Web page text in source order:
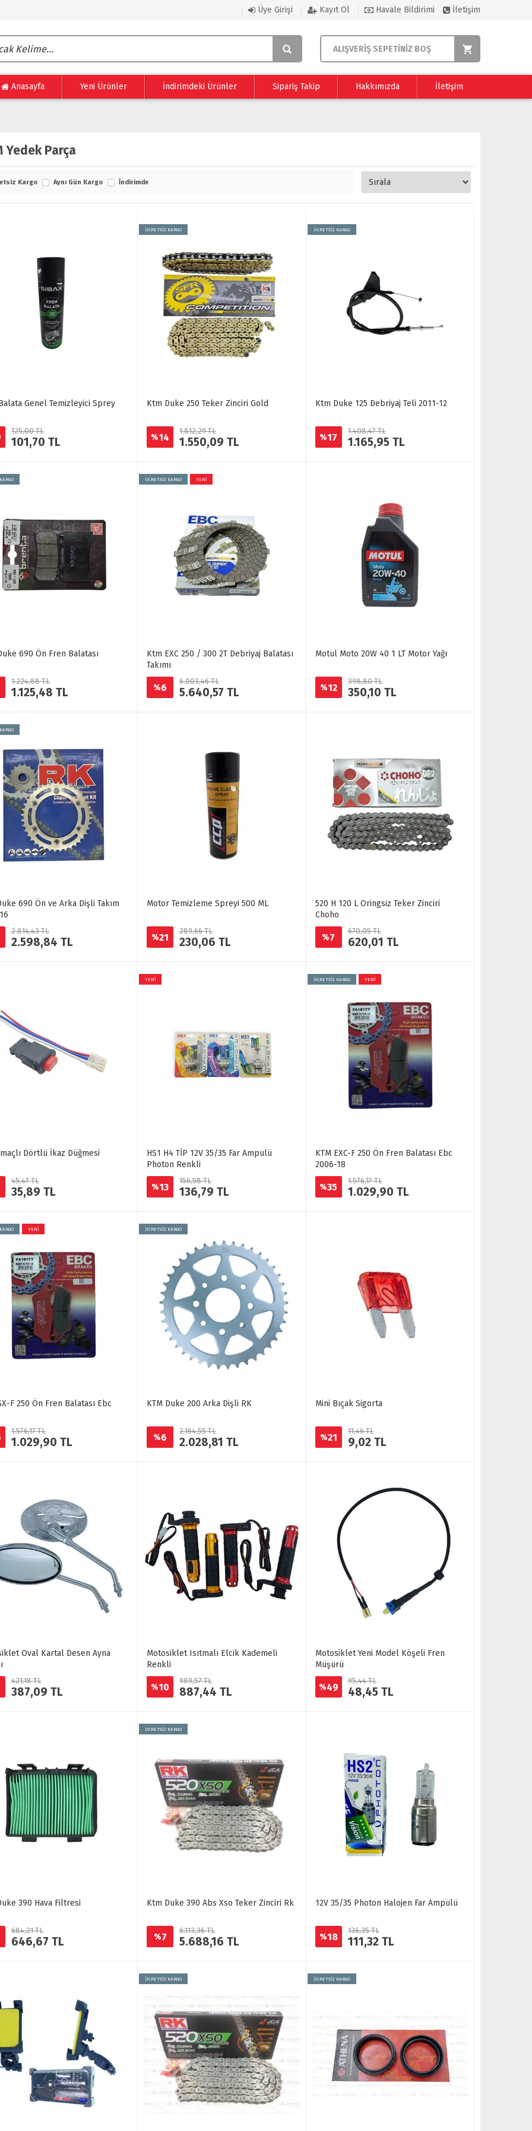
Üye Girişi Kayıt Ol Havale Bildirimi İletişim
ALIŞVERİŞ SEPETİNİZ BOŞ
Anasayfa Yeni Ürünler İndirimdeki Ürünler Sipariş Takip Hakkımızda İletişim
Yedek Parça
Kargo Aynı Gün Kargo İndirimde
Genel Temizleyici Sprey
125,00 TL
101,70 TL
ÜCRETSİZ KARGO
Ktm Duke 250 Teker Zinciri Gold
%14
1.812,29 TL
1.550,09 TL
ÜCRETSİZ KARGO
Ktm Duke 125 Debriyaj Teli 2011-12
%17
1.408,47 TL
1.165,95 TL
690 Ön Fren Balatası
1.224,88 TL
1.125,48 TL
ÜCRETSİZ KARGO YENİ
Ktm EXC 250 / 300 2T Debriyaj Balatası
Takımı
%6
6.003,46 TL
5.640,57 TL
Motul Moto 20W 40 1 LT Motor Yağı
%12
398,80 TL
350,10 TL
690 Ön ve Arka Dişli Takım
2.814,43 TL
2.598,84 TL
Motor Temizleme Spreyi 500 ML
%21
289,66 TL
230,06 TL
520 H 120 L Oringsiz Teker Zinciri
Choho
%7
670,05 TL
620,01 TL
Dörtlü İkaz Düğmesi
45,47 TL
35,89 TL
YENİ
HS1 H4 TİP 12V 35/35 Far Ampulü
Photon Renkli
%13
156,58 TL
136,79 TL
ÜCRETSİZ KARGO YENİ
KTM EXC-F 250 Ön Fren Balatası Ebc
2006-18
%35
1.576,17 TL
1.029,90 TL
YENİ
F 250 Ön Fren Balatası Ebc
1.576,17 TL
1.029,90 TL
ÜCRETSİZ KARGO
KTM Duke 200 Arka Dişli RK
%6
2.164,55 TL
2.028,81 TL
Mini Bıçak Sigorta
%21
11,46 TL
9,02 TL
Oval Kartal Desen Ayna
421,18 TL
387,09 TL
Motosiklet Isıtmalı Elcik Kademeli
Renkli
%10
989,57 TL
887,44 TL
Motosiklet Yeni Model Köşeli Fren
Müşürü
%49
95,44 TL
48,45 TL
390 Hava Filtresi
684,21 TL
646,67 TL
ÜCRETSİZ KARGO
Ktm Duke 390 Abs Xso Teker Zinciri Rk
%7
6.113,36 TL
5.688,16 TL
12V 35/35 Photon Halojen Far Ampülü
%18
136,35 TL
111,32 TL
ÜCRETSİZ KARGO ÜCRETSİZ KARGO